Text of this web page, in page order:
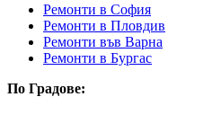
Ремонти в София
Ремонти в Пловдив
Ремонти във Варна
Ремонти в Бургас
По Градове: